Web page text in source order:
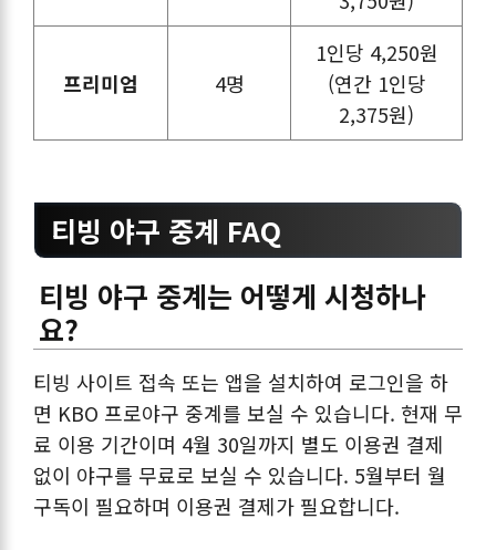
프리미엄 4명
1인당 4,250원
(연간 1인당
2,375원)
티빙 야구 중계 FAQ
티빙 야구 중계는 어떻게 시청하나
요?
티빙 사이트 접속 또는 앱을 설치하여 로그인을 하
면 KBO 프로야구 중계를 보실 수 있습니다. 현재 무
료 이용 기간이며 4월 30일까지 별도 이용권 결제
없이 야구를 무료로 보실 수 있습니다. 5월부터 월
구독이 필요하며 이용권 결제가 필요합니다.